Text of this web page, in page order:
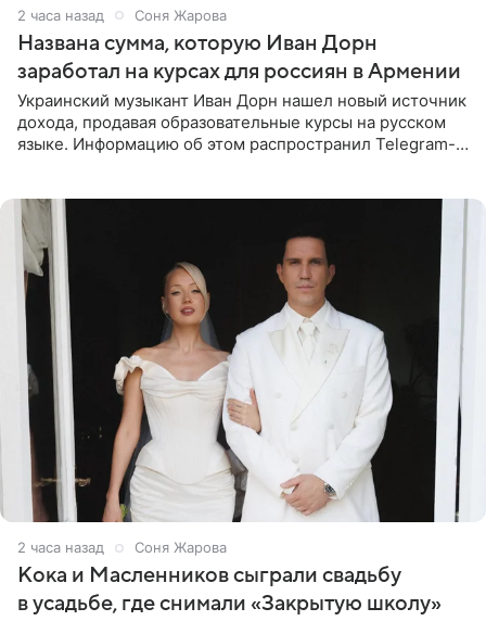
2 часа назад Соня Жарова
Названа сумма, которую Иван Дорн
заработал на курсах для россиян в Армении
Украинский музыкант Иван Дорн нашел новый источник
дохода, продавая образовательные курсы на русском
языке. Информацию об этом распространил Telegram-
2 часа назад Соня Жарова
Кока и Масленников сыграли свадьбу
в усадьбе, где снимали «Закрытую школу»